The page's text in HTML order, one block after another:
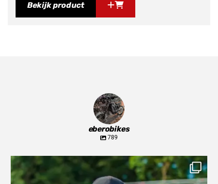
Bekijk product
eberobikes
789